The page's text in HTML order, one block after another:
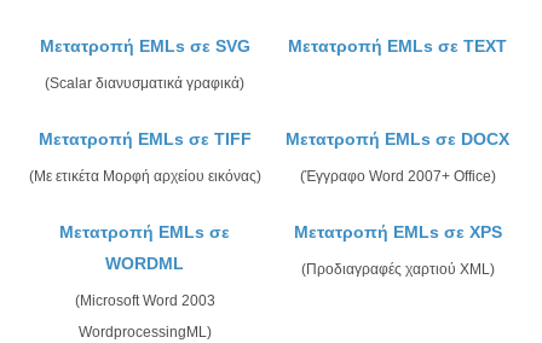
Μετατροπή EMLs σε SVG
(Scalar διανυσματικά γραφικά)
Μετατροπή EMLs σε TEXT
Μετατροπή EMLs σε TIFF
(Με ετικέτα Μορφή αρχείου εικόνας)
Μετατροπή EMLs σε DOCX
(Έγγραφο Word 2007+ Office)
Μετατροπή EMLs σε
WORDML
(Microsoft Word 2003
WordprocessingML)
Μετατροπή EMLs σε XPS
(Προδιαγραφές χαρτιού XML)